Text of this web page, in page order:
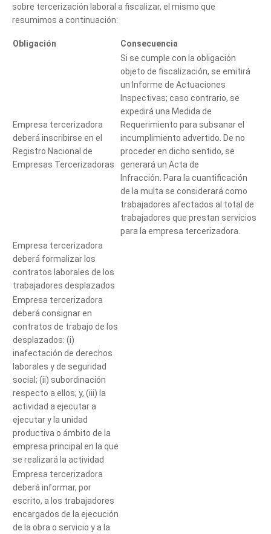
sobre tercerización laboral a fiscalizar, el mismo que
resumimos a continuación:
Obligación Consecuencia
Empresa tercerizadora
deberá inscribirse en el
Registro Nacional de
Empresas Tercerizadoras
Si se cumple con la obligación
objeto de fiscalización, se emitirá
un Informe de Actuaciones
Inspectivas; caso contrario, se
expedirá una Medida de
Requerimiento para subsanar el
incumplimiento advertido. De no
proceder en dicho sentido, se
generará un Acta de
Infracción. Para la cuantificación
de la multa se considerará como
trabajadores afectados al total de
trabajadores que prestan servicios
para la empresa tercerizadora.
Empresa tercerizadora
deberá formalizar los
contratos laborales de los
trabajadores desplazados
Empresa tercerizadora
deberá consignar en
contratos de trabajo de los
desplazados: (i)
inafectación de derechos
laborales y de seguridad
social; (ii) subordinación
respecto a ellos; y, (iii) la
actividad a ejecutar a
ejecutar y la unidad
productiva o ámbito de la
empresa principal en la que
se realizará la actividad
Empresa tercerizadora
deberá informar, por
escrito, a los trabajadores
encargados de la ejecución
de la obra o servicio y a la